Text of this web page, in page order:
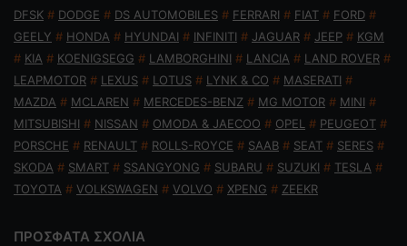
DFSK # DODGE # DS AUTOMOBILES # FERRARI # FIAT # FORD #
GEELY # HONDA # HYUNDAI # INFINITI # JAGUAR # JEEP # KGM
# KIA # KOENIGSEGG # LAMBORGHINI # LANCIA # LAND ROVER #
LEAPMOTOR # LEXUS # LOTUS # LYNK & CO # MASERATI #
MAZDA # MCLAREN # MERCEDES-BENZ # MG MOTOR # MINI #
MITSUBISHI # NISSAN # OMODA & JAECOO # OPEL # PEUGEOT #
PORSCHE # RENAULT # ROLLS-ROYCE # SAAB # SEAT # SERES #
SKODA # SMART # SSANGYONG # SUBARU # SUZUKI # TESLA #
TOYOTA # VOLKSWAGEN # VOLVO # XPENG # ZEEKR
ΠΡΟΣΦΑΤΑ ΣΧΟΛΙΑ